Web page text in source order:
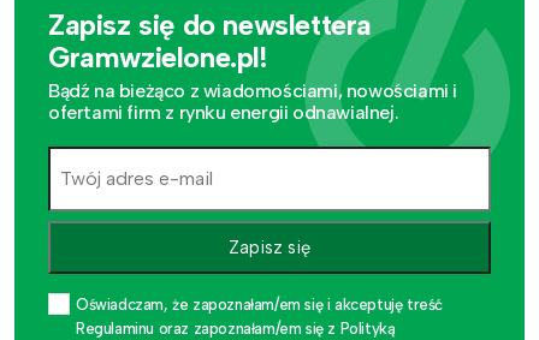
Zapisz się do newslettera
Gramwzielone.pl!
Bądź na bieżąco z wiadomościami, nowościami i
ofertami firm z rynku energii odnawialnej.
Zapisz się
Oświadczam, że zapoznałam/em się i akceptuję treść
Regulaminu oraz zapoznałam/em się z Polityką